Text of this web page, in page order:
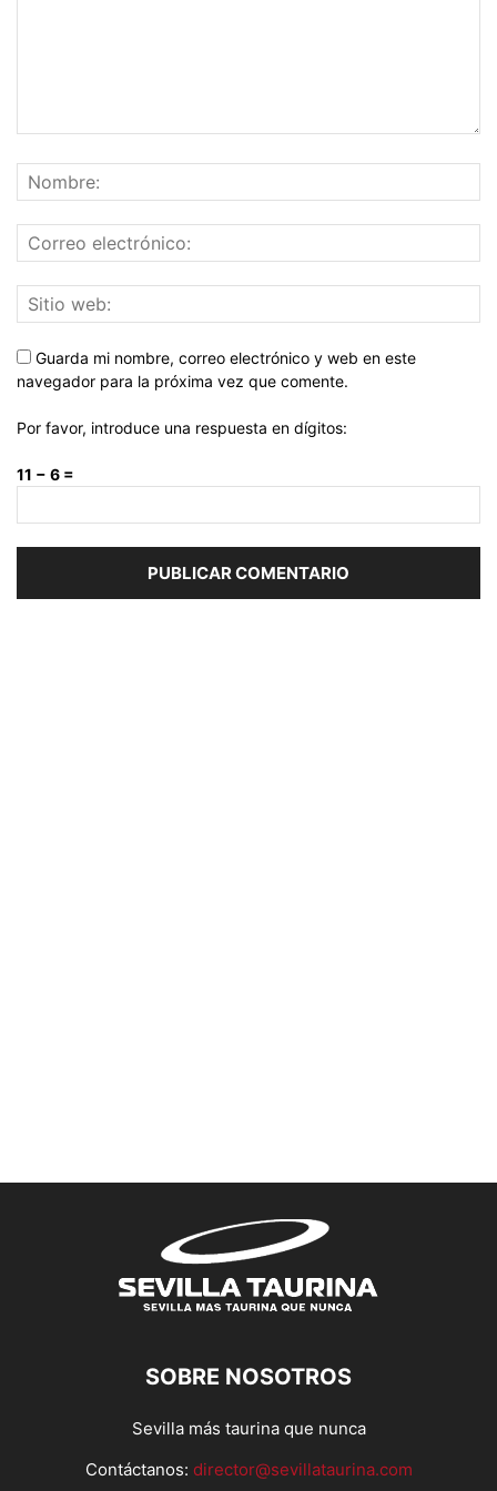
Guarda mi nombre, correo electrónico y web en este
navegador para la próxima vez que comente.
Por favor, introduce una respuesta en dígitos:
11 − 6 =
SOBRE NOSOTROS
Sevilla más taurina que nunca
Contáctanos: director@sevillataurina.com